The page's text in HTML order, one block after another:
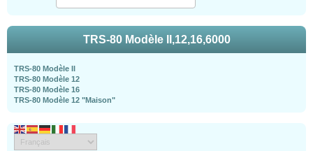
TRS-80 Modèle II,12,16,6000
TRS-80 Modèle II
TRS-80 Modèle 12
TRS-80 Modèle 16
TRS-80 Modèle 12 "Maison"